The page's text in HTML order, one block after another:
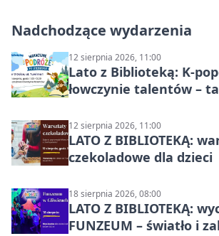
Nadchodzące wydarzenia
12 sierpnia 2026, 11:00
Lato z Biblioteką: K-
łowczynie talentów –
12 sierpnia 2026, 11:00
LATO Z BIBLIOTEKĄ:
czekoladowe dla dzieci
18 sierpnia 2026, 08:00
LATO Z BIBLIOTEKĄ:
FUNZEUM – światło i